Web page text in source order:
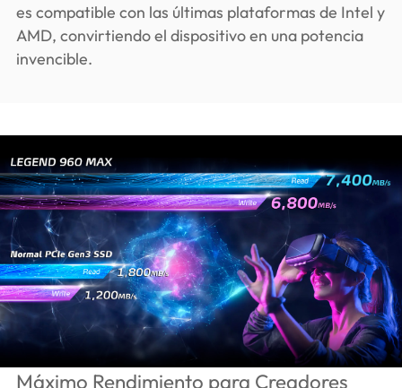
es compatible con las últimas plataformas de Intel y
AMD, convirtiendo el dispositivo en una potencia
invencible.
Máximo Rendimiento para Creadores